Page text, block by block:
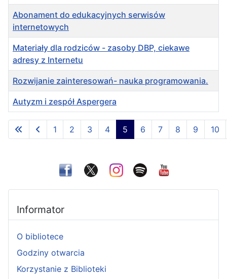
Informator
O bibliotece
Godziny otwarcia
Korzystanie z Biblioteki
Spis artykułów
Abonament do edukacyjnych serwisów
internetowych
Materiały dla rodziców - zasoby DBP, ciekawe
adresy z Internetu
Rozwijanie zainteresowań- nauka programowania.
Autyzm i zespół Aspergera
Strona 5 z 36
1 2 3 4 5 6 7 8 9 10